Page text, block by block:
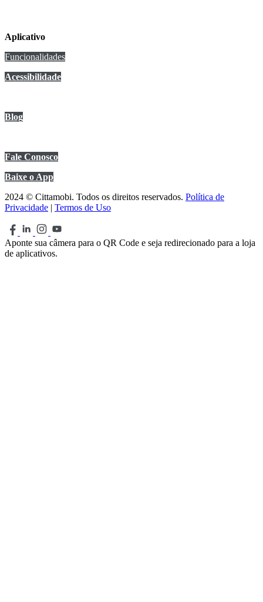
Aplicativo
Funcionalidades
Acessibilidade
Blog
Fale Conosco
Baixe o App
2024 © Cittamobi. Todos os direitos reservados. Política de
Privacidade | Termos de Uso
Aponte sua câmera para o QR Code e seja redirecionado para a loja
de aplicativos.